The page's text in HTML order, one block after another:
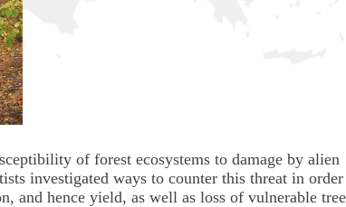
of forest ecosystems to damage by alien
investigated ways to counter this threat in
and hence yield, as well as loss of vulnerable tree